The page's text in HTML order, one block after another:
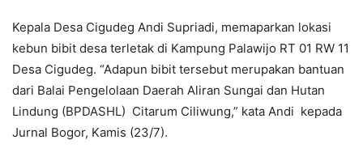
Kepala Desa Cigudeg Andi Supriadi, memaparkan lokasi
kebun bibit desa terletak di Kampung Palawijo RT 01 RW 11
Desa Cigudeg. “Adapun bibit tersebut merupakan bantuan
dari Balai Pengelolaan Daerah Aliran Sungai dan Hutan
Lindung (BPDASHL) Citarum Ciliwung,” kata Andi kepada
Jurnal Bogor, Kamis (23/7).